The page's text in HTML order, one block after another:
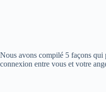
Nous avons compilé 5 façons qui
connexion entre vous et votre